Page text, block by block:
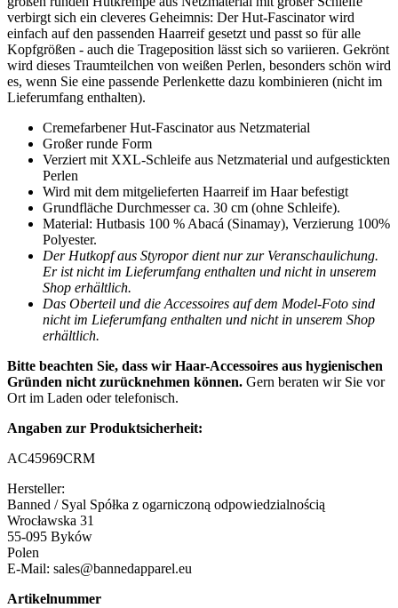
verbirgt sich ein cleveres Geheimnis: Der Hut-Fascinator wird
einfach auf den passenden Haarreif gesetzt und passt so für alle
Kopfgrößen - auch die Trageposition lässt sich so variieren. Gekrönt
wird dieses Traumteilchen von weißen Perlen, besonders schön wird
es, wenn Sie eine passende Perlenkette dazu kombinieren (nicht im
Lieferumfang enthalten).
Cremefarbener Hut-Fascinator aus Netzmaterial
Großer runde Form
Verziert mit XXL-Schleife aus Netzmaterial und aufgestickten
Perlen
Wird mit dem mitgelieferten Haarreif im Haar befestigt
Grundfläche Durchmesser ca. 30 cm (ohne Schleife).
Material: Hutbasis 100 % Abacá (Sinamay), Verzierung 100%
Polyester.
Der Hutkopf aus Styropor dient nur zur Veranschaulichung.
Er ist nicht im Lieferumfang enthalten und nicht in unserem
Shop erhältlich.
Das Oberteil und die Accessoires auf dem Model-Foto sind
nicht im Lieferumfang enthalten und nicht in unserem Shop
erhältlich.
Bitte beachten Sie, dass wir Haar-Accessoires aus hygienischen
Gründen nicht zurücknehmen können. Gern beraten wir Sie vor
Ort im Laden oder telefonisch.
Angaben zur Produktsicherheit:
AC45969CRM
Hersteller:
Banned / Syal Spółka z ogarniczoną odpowiedzialnością
Wrocławska 31
55-095 Byków
Polen
E-Mail: sales@bannedapparel.eu
Artikelnummer